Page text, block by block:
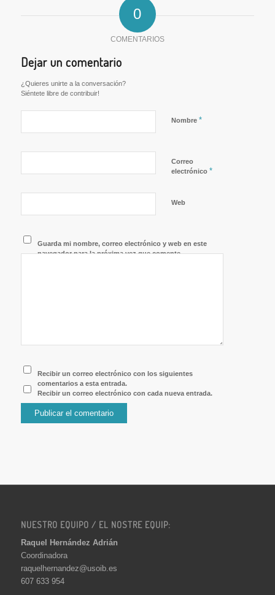
0
COMENTARIOS
Dejar un comentario
¿Quieres unirte a la conversación?
Siéntete libre de contribuir!
Nombre *
Correo
electrónico *
Web
Guarda mi nombre, correo electrónico y web en este
navegador para la próxima vez que comente.
Recibir un correo electrónico con los siguientes
comentarios a esta entrada.
Recibir un correo electrónico con cada nueva entrada.
NUESTRO EQUIPO / EL NOSTRE EQUIP:
Raquel Hernández Adrián
Coordinadora
raquelhernandez@usoib.es
607 633 954